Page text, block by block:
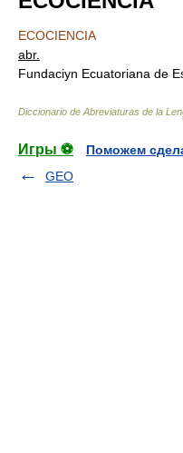
ECOCIENCIA
abr.
Fundaciуn Ecuatoriana de
Diccionario de Abreviaturas de la
Игры ⚽
Поможем
GEO